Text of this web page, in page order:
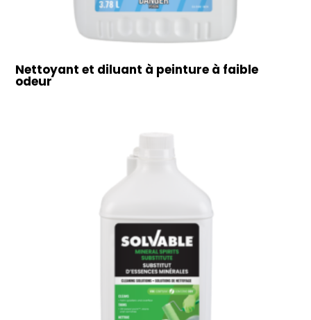
Nettoyant et diluant à peinture à faible
odeur